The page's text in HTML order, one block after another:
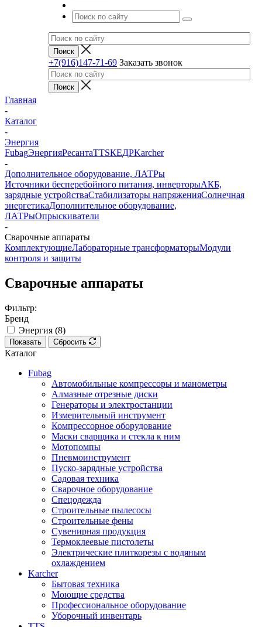
+7(916)147-71-69 Заказать звонок
Главная
-
Каталог
-
Энергия
FubagЭнергияРесантаTTSКЕДРKarcher
-
Дополнительное оборудование, ЛАТРы
Источники бесперебойного питания, инверторыАКБ,
зарядные устройстваСтабилизаторы напряженияСолнечная
энергетикаДополнительное оборудование,
ЛАТРыОпрыскиватели
-
Сварочные аппараты
КомплектующиеЛабораторные трансформаторыМодули
контроля и защиты
Сварочные аппараты
Фильтр:
Бренд
Энергия (8)
Показать Сбросить
Каталог
Fubag
Автомобильные компрессоры и манометры
Алмазные отрезные диски
Генераторы и электростанции
Измерительный инструмент
Компрессорное оборудование
Маски сварщика и стекла к ним
Мотопомпы
Пневмоинструмент
Пуско-зарядные устройства
Садовая техника
Сварочное оборудование
Спецодежда
Строительные пылесосы
Строительные фены
Сувенирная продукция
Термоклеевые пистолеты
Электрические плиткорезы с водяным
охлаждением
Karcher
Бытовая техника
Моющие средства
Профессиональное оборудование
Уборочный инвентарь